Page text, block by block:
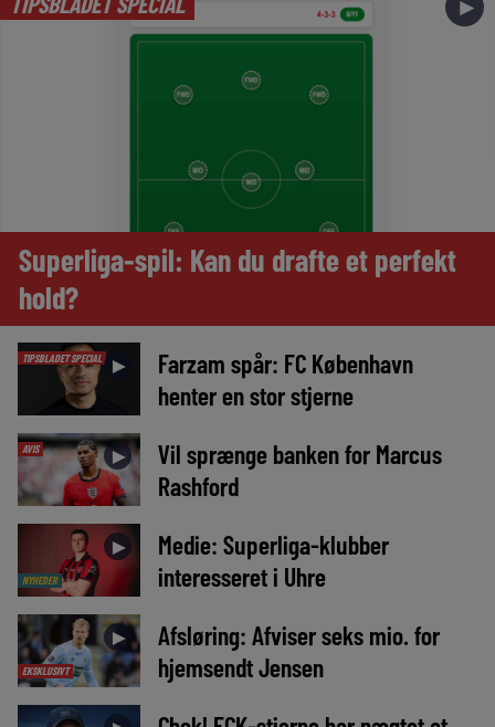
►
Superliga-spil: Kan du drafte et perfekt
hold?
TIPSBLADET SPECIAL ►
Farzam spår: FC København
henter en stor stjerne
AVIS ►
Vil sprænge banken for Marcus
Rashford
NYHEDER
►
Medie: Superliga-klubber
interesseret i Uhre
EKSKLUSIVT
►
Afsløring: Afviser seks mio. for
hjemsendt Jensen